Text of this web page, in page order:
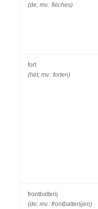
(de; mv.: flèches)
fort
(het; mv.: forten)
frontbatterij
(de; mv.: frontbatterijjen)